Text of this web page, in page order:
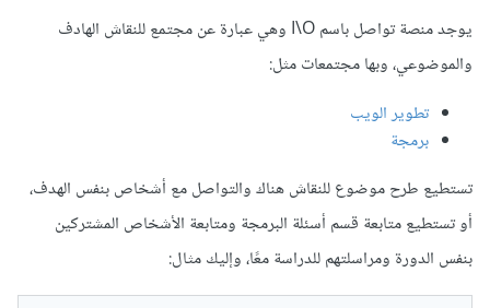
يوجد منصة تواصل باسم I\O وهي عبارة عن مجتمع للنقاش الهادف
والموضوعي، وبها مجتمعات مثل:
تطوير الويب
برمجة
تستطيع طرح موضوع للنقاش هناك والتواصل مع أشخاص بنفس الهدف،
أو تستطيع متابعة قسم أسئلة البرمجة ومتابعة الأشخاص المشتركين
بنفس الدورة ومراسلتهم للدراسة معًا، وإليك مثال: